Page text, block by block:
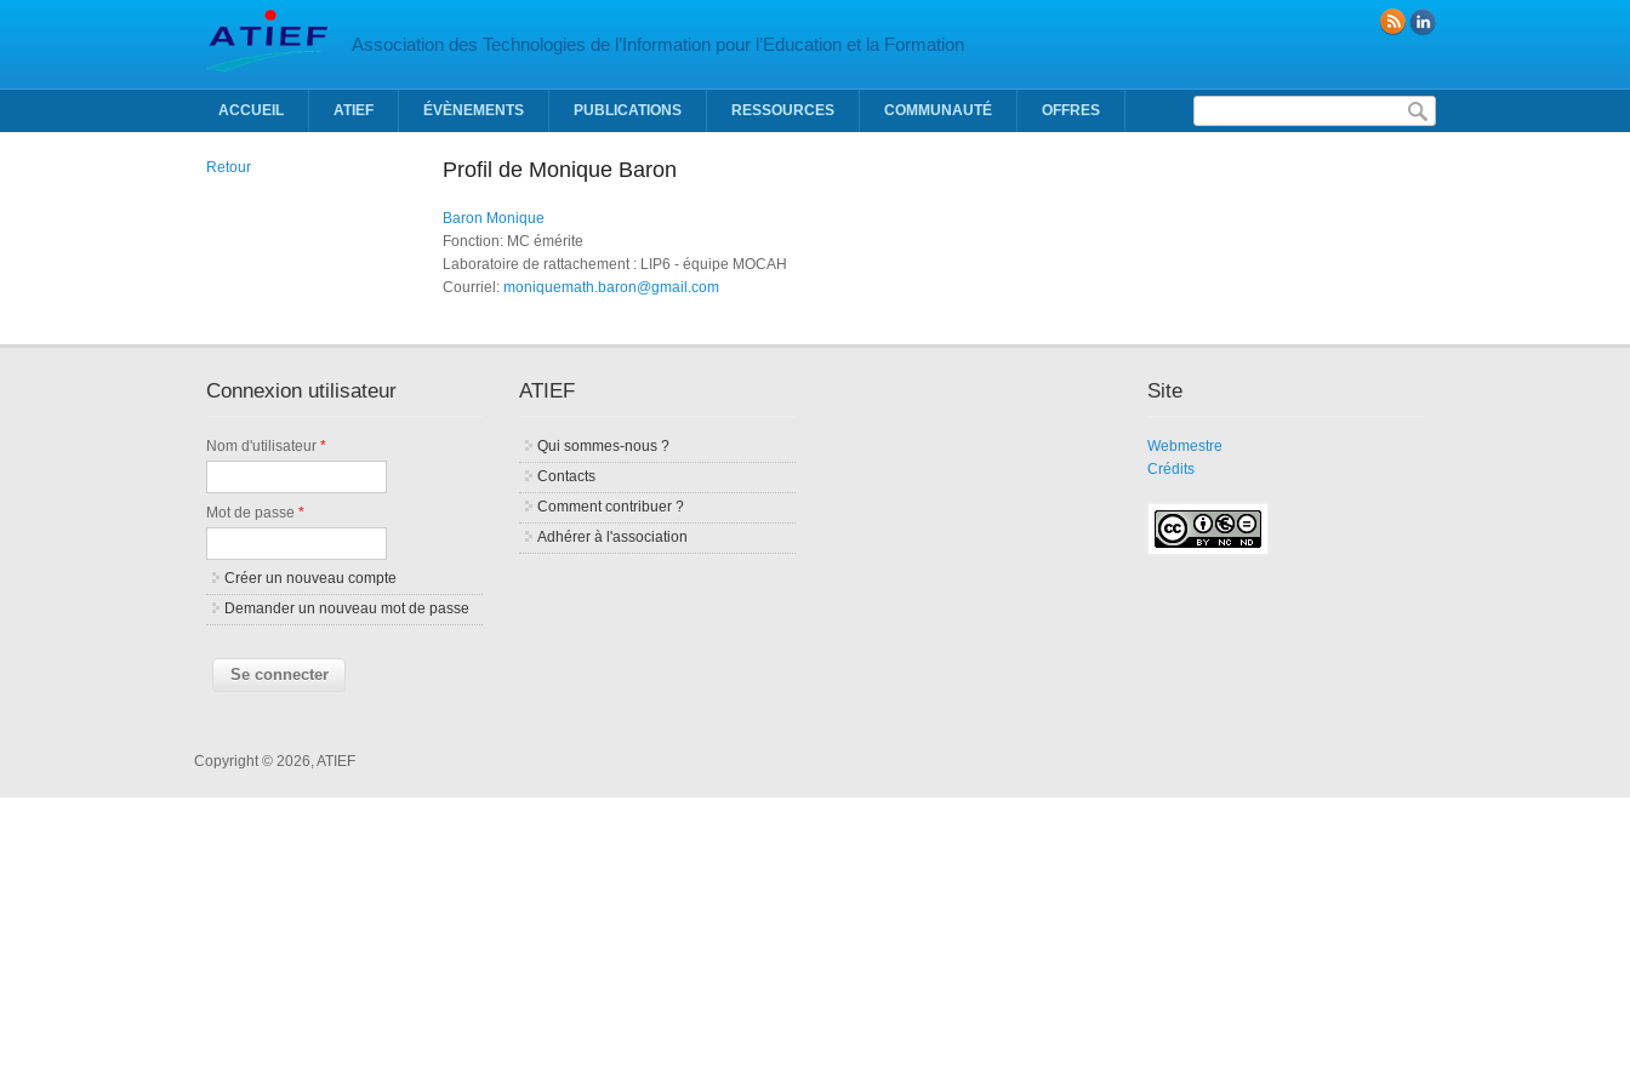
Association des Technologies de l’Information pour l’Education et la Formation
Formulaire de recherche
ACCUEIL ATIEF ÉVÈNEMENTS PUBLICATIONS RESSOURCES COMMUNAUTÉ OFFRES
Profil de Monique Baron
Baron Monique
Fonction: MC émérite
Laboratoire de rattachement : LIP6 - équipe MOCAH
Courriel: moniquemath.baron@gmail.com
Retour
Connexion utilisateur
Nom d'utilisateur*
Mot de passe*
Créer un nouveau compte
Demander un nouveau mot de passe
ATIEF
Qui sommes-nous ?
Contacts
Comment contribuer ?
Adhérer à l'association
Site
Webmestre
Crédits
Copyright © 2026, ATIEF